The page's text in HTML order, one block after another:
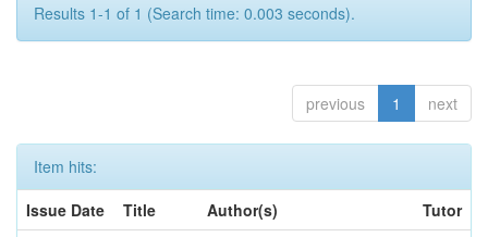
Results 1-1 of 1 (Search time: 0.003 seconds).
previous 1 next
Item hits:
Issue Date
Title Author(s)
Tutor